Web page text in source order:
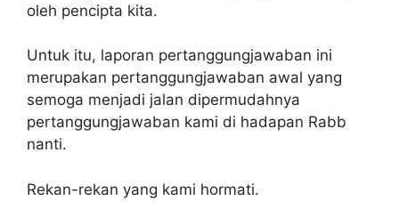
oleh pencipta kita.
Untuk itu, laporan pertanggungjawaban ini
merupakan pertanggungjawaban awal yang
semoga menjadi jalan dipermudahnya
pertanggungjawaban kami di hadapan Rabb
nanti.
Rekan-rekan yang kami hormati.